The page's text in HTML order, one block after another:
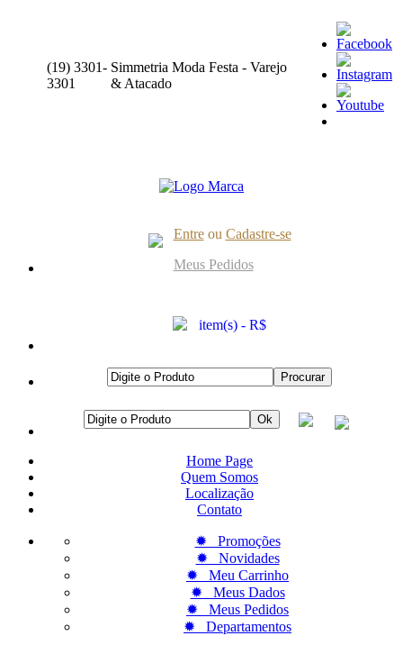
(19) 3301-
3301
Simmetria Moda Festa - Varejo
& Atacado
Entre ou Cadastre-se
Meus Pedidos
item(s) - R$
Home Page
Quem Somos
Localização
Contato
✹ Promoções
✹ Novidades
✹ Meu Carrinho
✹ Meus Dados
✹ Meus Pedidos
✹ Departamentos